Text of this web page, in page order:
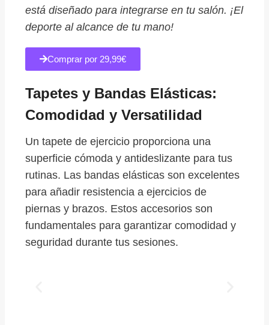
está diseñado para integrarse en tu salón. ¡El
deporte al alcance de tu mano!
Comprar por 29,99€
Tapetes y Bandas Elásticas:
Comodidad y Versatilidad
Un tapete de ejercicio proporciona una
superficie cómoda y antideslizante para tus
rutinas. Las bandas elásticas son excelentes
para añadir resistencia a ejercicios de
piernas y brazos. Estos accesorios son
fundamentales para garantizar comodidad y
seguridad durante tus sesiones.